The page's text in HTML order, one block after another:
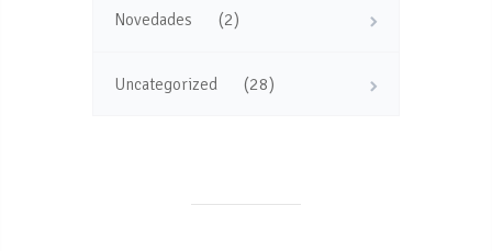
Novedades (2)
Uncategorized (28)